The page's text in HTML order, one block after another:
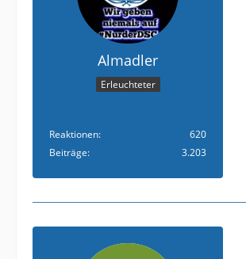
Almadler
Erleuchteter
Reaktionen
620
Beiträge
3.203